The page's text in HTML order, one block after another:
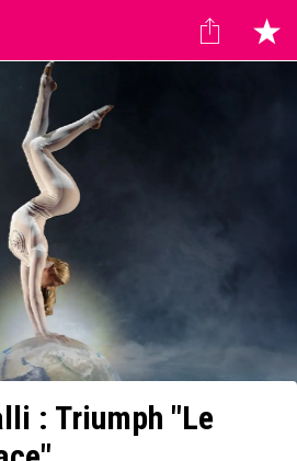
: Triumph "Le